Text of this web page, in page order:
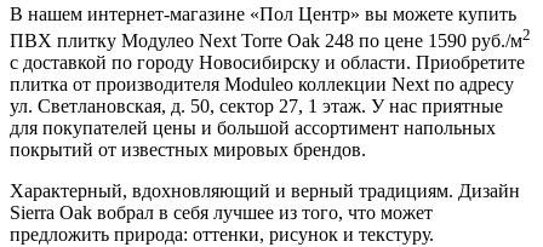
В нашем интернет-магазине «Пол Центр» вы можете купить
ПВХ плитку Модулео Next Torre Oak 248 по цене 1590 руб./м2
с доставкой по городу Новосибирску и области. Приобретите
плитка от производителя Moduleo коллекции Next по адресу
ул. Светлановская, д. 50, сектор 27, 1 этаж. У нас приятные
для покупателей цены и большой ассортимент напольных
покрытий от известных мировых брендов.
Характерный, вдохновляющий и верный традициям. Дизайн
Sierra Oak вобрал в себя лучшее из того, что может
предложить природа: оттенки, рисунок и текстуру.